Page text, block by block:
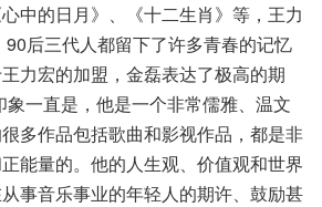
中的日月》、《十二生肖》等，王力
后三代人都留下了许多青春的记忆
力宏的加盟，金磊表达了极高的期
象一直是，他是一个非常儒雅、温文
多作品包括歌曲和影视作品，都是非
能量的。他的人生观、价值观和世界
事音乐事业的年轻人的期许、鼓励甚